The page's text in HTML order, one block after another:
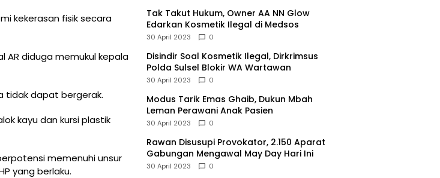
kekerasan fisik secara
AR diduga memukul kepala
tidak dapat bergerak.
kayu dan kursi plastik
memenuhi unsur
yang berlaku.
Tak Takut Hukum, Owner AA NN Glow
Edarkan Kosmetik Ilegal di Medsos
30 April 2023 0
Disindir Soal Kosmetik Ilegal, Dirkrimsus
Polda Sulsel Blokir WA Wartawan
30 April 2023 0
Modus Tarik Emas Ghaib, Dukun Mbah
Leman Perawani Anak Pasien
30 April 2023 0
Rawan Disusupi Provokator, 2.150 Aparat
Gabungan Mengawal May Day Hari Ini
30 April 2023 0